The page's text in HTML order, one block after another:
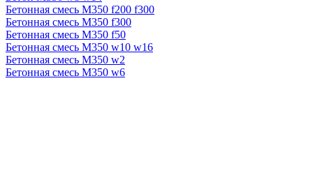
Бетонная смесь М350 f200 f300
Бетонная смесь М350 f300
Бетонная смесь М350 f50
Бетонная смесь М350 w10 w16
Бетонная смесь М350 w2
Бетонная смесь М350 w6